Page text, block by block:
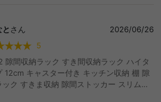
と さん
2026/06/26
5
隙間収納ラック すき間収納ラック ハイタ
12cm キャスター付き キッチン収納 棚 隙
ック すきま収納 隙間ストッカー スリムラ